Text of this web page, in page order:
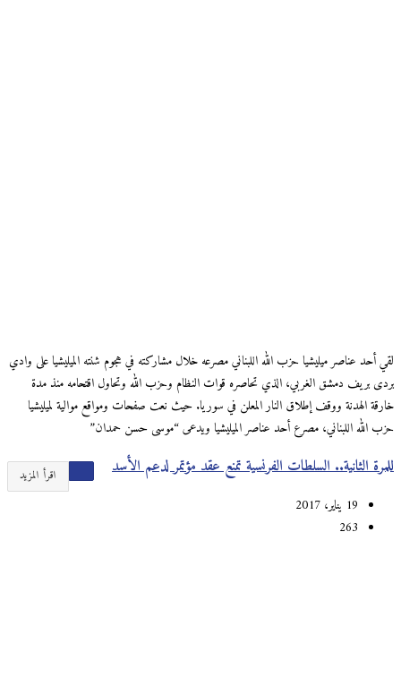
لقي أحد عناصر ميليشيا حزب الله اللبناني مصرعه خلال مشاركته في هجوم شنته الميليشيا على وادي
بردى بريف دمشق الغربي، الذي تحاصره قوات النظام وحزب الله وتحاول اقتحامه منذ مدة
خارقة الهدنة ووقف إطلاق النار المعلن في سوريا. حيث نعت صفحات ومواقع موالية لميليشيا
حزب الله اللبناني، مصرع أحد عناصر الميليشيا ويدعى “موسى حسن حمدان”
اقرأ المزيد للمرة الثانية.. السلطات الفرنسية تمنع عقد مؤتمر لدعم الأسد
19 يناير، 2017
263